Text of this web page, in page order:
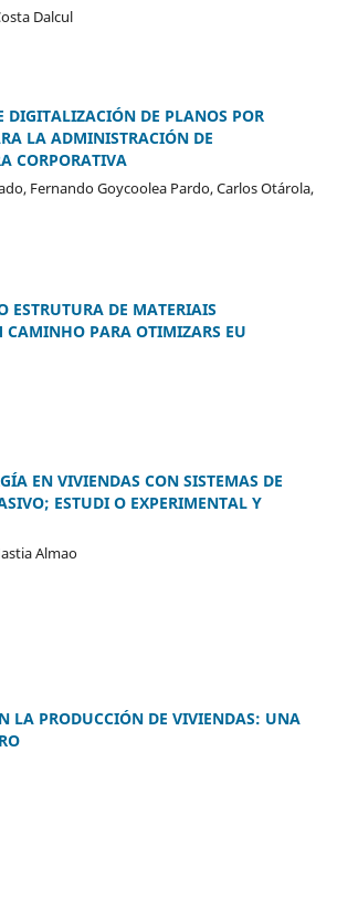
Dalcul
DIGITALIZACIÓN DE PLANOS POR
LA ADMINISTRACIÓN DE
CORPORATIVA
Fernando Goycoolea Pardo, Carlos Otárola,
ESTRUTURA DE MATERIAIS
CAMINHO PARA OTIMIZARS EU
EN VIVIENDAS CON SISTEMAS DE
ESTUDI O EXPERIMENTAL Y
Almao
LA PRODUCCIÓN DE VIVIENDAS: UNA